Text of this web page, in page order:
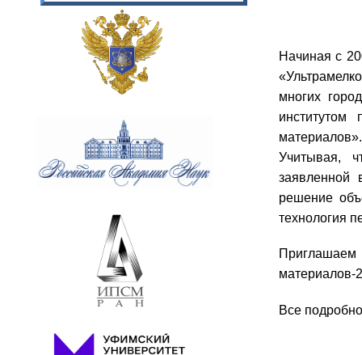
Начиная с
многих
институтом
Учитывая,
заявленной
решение
технология
материалов-
Все